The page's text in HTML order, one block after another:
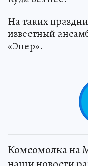
На таких
известный
«Энер».
Комсомолка на